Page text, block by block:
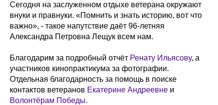
Сегодня на заслуженном отдыхе ветерана окружают
внуки и правнуки. «Помнить и знать историю, вот что
важно», - такое напутствие даёт 96-летняя
Александра Петровна Лещук всем нам.
Благодарим за подробный отчёт Ренату Ильясову, а
участников кинопрактикума за фотографии.
Отдельная благодарность за помощь в поиске
контактов ветеранов Екатерине Андреевне и
Волонтёрам Победы.